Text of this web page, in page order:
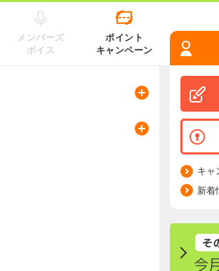
メンバーズ
ボイス
ポイント
キャンペーン
キャ
新着